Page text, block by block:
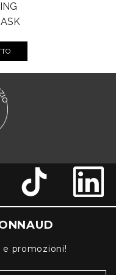
promozioni!